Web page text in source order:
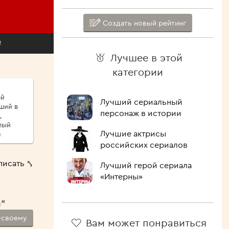
в
⤣
своему
Создать новый рейтинг
Лучшее в этой
категории
Лучший сериальный
персонаж в истории
Лучшие актрисы
российских сериалов
Лучший герой сериала
«Интерны»
Вам может понравиться